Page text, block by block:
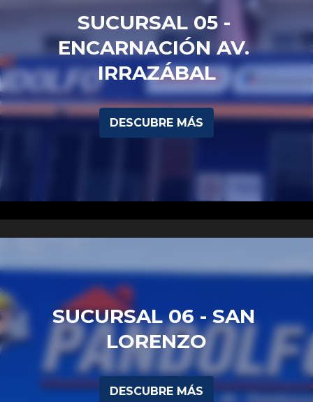
SUCURSAL 05 -
ENCARNACIÓN AV.
IRRAZÁBAL
DESCUBRE MÁS
SUCURSAL 06 - SAN
LORENZO
DESCUBRE MÁS